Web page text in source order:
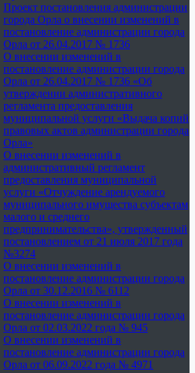
Проект постановления администрации
города Орла о внесении изменений в
постановление администрации города
Орла от 26.04.2017 № 1736
О внесении изменений в
постановление администрации города
Орла от 26.04.2017 № 1736 «Об
утверждении административного
регламента предоставления
муниципальной услуги «Выдача копий
правовых актов администрации города
Орла»
О внесении изменений в
административный регламент
предоставления муниципальной
услуги «Отчуждение арендуемого
муниципального имущества субъектам
малого и среднего
предпринимательства», утвержденный
постановлением от 21 июля 2017 года
№3274
О внесении изменений в
постановление администрации города
Орла от 30.12.2016 № 6112
О внесении изменений в
постановление администрации города
Орла от 02.03.2022 года № 945
О внесении изменений в
постановление администрации города
Орла от 06.09.2022 года № 4971